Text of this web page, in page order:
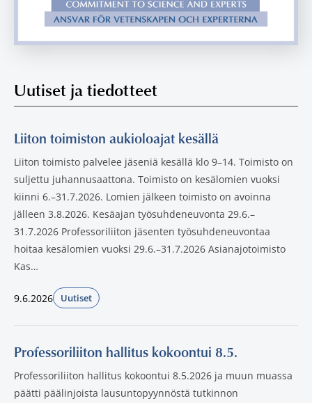
Uutiset ja tiedotteet
Liiton toimiston aukioloajat kesällä
Liiton toimisto palvelee jäseniä kesällä klo 9–14. Toimisto on
suljettu juhannusaattona. Toimisto on kesälomien vuoksi
kiinni 6.–31.7.2026. Lomien jälkeen toimisto on avoinna
jälleen 3.8.2026. Kesäajan työsuhdeneuvonta 29.6.–
31.7.2026 Professoriliiton jäsenten työsuhdeneuvontaa
hoitaa kesälomien vuoksi 29.6.–31.7.2026 Asianajotoimisto
Kas…
Julkaistut:
9.6.2026 Uutiset
Professoriliiton hallitus kokoontui 8.5.
Professoriliiton hallitus kokoontui 8.5.2026 ja muun muassa
päätti päälinjoista lausuntopyynnöstä tutkinnon